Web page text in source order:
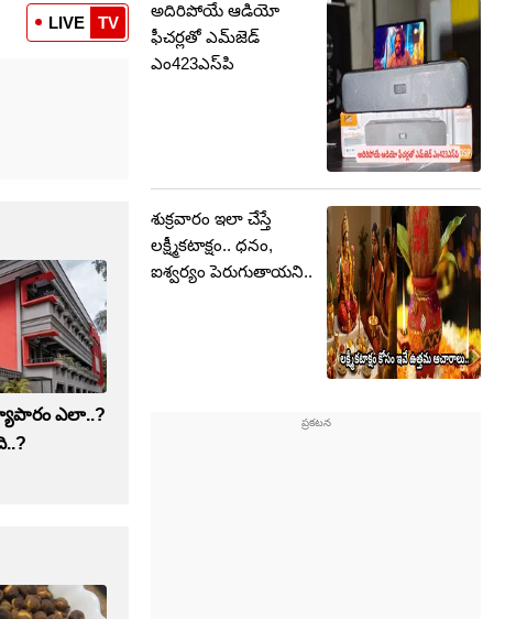
LIVE TV
ఎలా..?
అదిరిపోయే ఆడియో
ఫీచర్లతో ఎమ్‌జెడ్
ఎం423ఎస్‌పి
శుక్రవారం ఇలా చేస్తే
లక్ష్మీకటాక్షం.. ధనం,
ఐశ్వర్యం పెరుగుతాయని..